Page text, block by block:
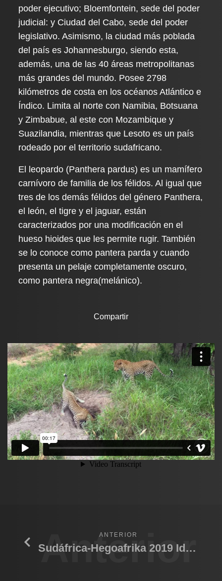
poder ejecutivo; Bloemfontein, sede del poder
judicial: y Ciudad del Cabo, sede del poder
legislativo. Asimismo, la ciudad más poblada
del país es Johannesburgo, siendo esta,
además, una de las 40 áreas metropolitanas
más grandes del mundo. Posee 2798
kilómetros de costa en los océanos Atlántico e
Índico. Limita al norte con Namibia, Botsuana
y Zimbabue, al este con Mozambique y
Suazilandia, mientras que Lesoto es un país
rodeado por el territorio sudafricano.
El leopardo (Panthera pardus) es un mamífero
carnívoro de familia de los félidos. Al igual que
tres de los demás félidos del género Panthera,
el león, el tigre y el jaguar, están
caracterizados por una modificación en el
hueso hioides que les permite rugir. También
se lo conoce como pantera parda y cuando
presenta un pelaje completamente oscuro,
como pantera negra(melánico).
Compartir
Anterior
ANTERIOR
Sudáfrica-Hegoafrika 2019 Idube G. R.